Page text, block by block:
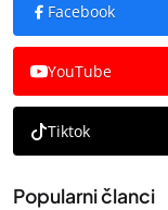
Facebook
YouTube
Tiktok
Popularni članci